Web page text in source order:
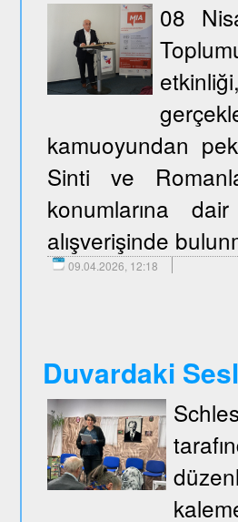
08
kamuoyundan pek
Sinti ve
konumlarına
alışverişinde
09.04.2026, 12:18
Duvardaki